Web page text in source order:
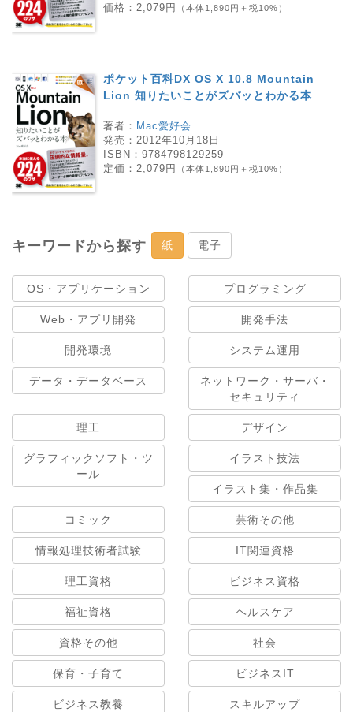
価格： 2,079円 （本体1,890円＋税10%）
ポケット百科DX OS X 10.8 Mountain
Lion 知りたいことがズバッとわかる本
著者： Mac愛好会
発売： 2012年10月18日
ISBN： 9784798129259
定価： 2,079円 （本体1,890円＋税10%）
キーワードから探す 紙 電子
OS・アプリケーション プログラミング
Web・アプリ開発 開発手法
開発環境 システム運用
データ・データベース
ネットワーク・サーバ・
セキュリティ
理工 デザイン
グラフィックソフト・ツ
ール
イラスト技法
イラスト集・作品集
コミック 芸術その他
情報処理技術者試験 IT関連資格
理工資格 ビジネス資格
福祉資格 ヘルスケア
資格その他 社会
保育・子育て ビジネスIT
ビジネス教養 スキルアップ